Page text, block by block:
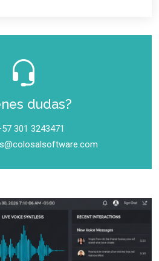
dudas?
301 3243471